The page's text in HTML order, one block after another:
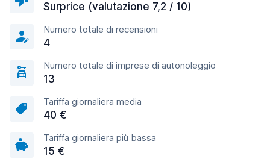
Surprice (valutazione 7,2 / 10)
Numero totale di recensioni
4
Numero totale di imprese di autonoleggio
13
Tariffa giornaliera media
40 €
Tariffa giornaliera più bassa
15 €